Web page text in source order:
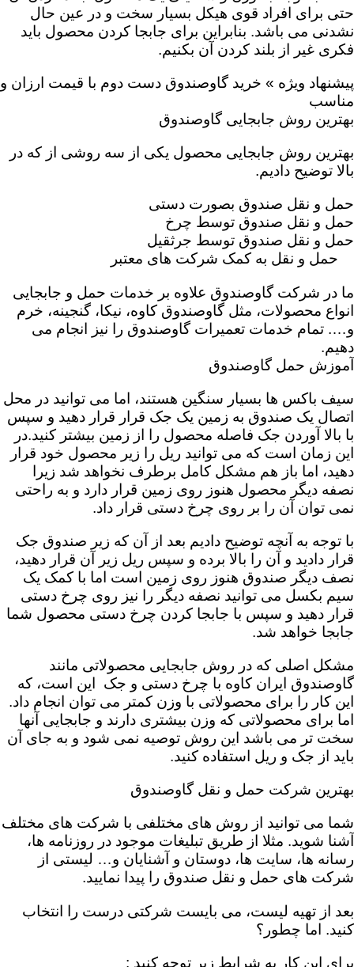
حتی برای افراد قوی هیکل بسیار سخت و در عین حال
نشدنی می باشد. بنابراین برای جابجا کردن محصول باید
فکری غیر از بلند کردن آن بکنیم.
پیشنهاد ویژه » خرید گاوصندوق دست دوم با قیمت ارزان و
مناسب
بهترین روش جابجایی گاوصندوق
بهترین روش جابجایی محصول یکی از سه روشی از که در
بالا توضیح دادیم.
حمل و نقل صندوق بصورت دستی
حمل و نقل صندوق توسط چرخ
حمل و نقل صندوق توسط جرثقیل
حمل و نقل به کمک شرکت های معتبر
ما در شرکت گاوصندوق علاوه بر خدمات حمل و جابجایی
انواع محصولات، مثل گاوصندوق کاوه، نیکا، گنجینه، خرم
و…. تمام خدمات تعمیرات گاوصندوق را نیز انجام می
دهیم.
آموزش حمل گاوصندوق
سیف باکس ها بسیار سنگین هستند، اما می توانید در محل
اتصال یک صندوق به زمین یک جک قرار قرار دهید و سپس
با بالا آوردن جک فاصله محصول را از زمین بیشتر کنید.در
این زمان است که می توانید ریل را زیر محصول خود قرار
دهید، اما باز هم مشکل کامل برطرف نخواهد شد زیرا
نصفه دیگر محصول هنوز روی زمین قرار دارد و به راحتی
نمی توان آن را بر روی چرخ دستی قرار داد.
با توجه به آنچه توضیح دادیم بعد از آن که زیر صندوق جک
قرار دادید و آن را بالا برده و سپس ریل زیر آن قرار دهید،
نصف دیگر صندوق هنوز روی زمین است اما با کمک یک
سیم بکسل می توانید نصفه دیگر را نیز روی چرخ دستی
قرار دهید و سپس با جابجا کردن چرخ دستی محصول شما
جابجا خواهد شد.
مشکل اصلی که در روش جابجایی محصولاتی مانند
گاوصندوق ایران کاوه با چرخ دستی و جک این است، که
این کار را برای محصولاتی با وزن کمتر می توان انجام داد.
اما برای محصولاتی که وزن بیشتری دارند و جابجایی آنها
سخت تر می باشد این روش توصیه نمی شود و به جای آن
باید از جک و ریل استفاده کنید.
بهترین شرکت حمل و نقل گاوصندوق
شما می توانید از روش های مختلفی با شرکت های مختلف
آشنا شوید. مثلا از طریق تبلیغات موجود در روزنامه ها،
رسانه ها، سایت ها، دوستان و آشنایان و… لیستی از
شرکت های حمل و نقل صندوق را پیدا نمایید.
بعد از تهیه لیست، می بایست شرکتی درست را انتخاب
کنید. اما چطور؟
برای این کار به شرایط زیر توجه کنید :